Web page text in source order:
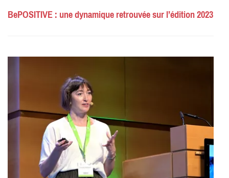
BePOSITIVE : une dynamique retrouvée sur l’édition 2023